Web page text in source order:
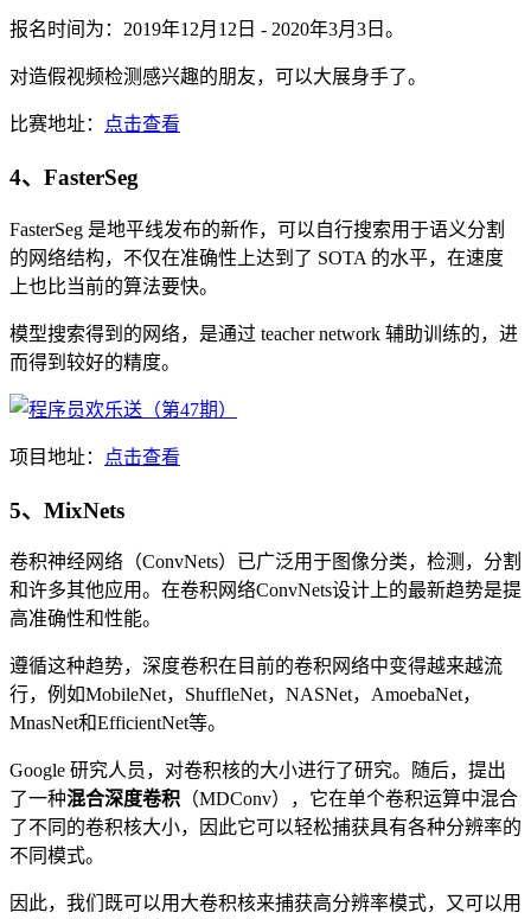
报名时间为：2019年12月12日 - 2020年3月3日。
对造假视频检测感兴趣的朋友，可以大展身手了。
比赛地址： 点击查看
4、FasterSeg
FasterSeg 是地平线发布的新作，可以自行搜索用于语义分割
的网络结构，不仅在准确性上达到了 SOTA 的水平，在速度
上也比当前的算法要快。
模型搜索得到的网络，是通过 teacher network 辅助训练的，进
而得到较好的精度。
项目地址： 点击查看
5、MixNets
卷积神经网络（ConvNets）已广泛用于图像分类，检测，分割
和许多其他应用。在卷积网络ConvNets设计上的最新趋势是提
高准确性和性能。
遵循这种趋势，深度卷积在目前的卷积网络中变得越来越流
行，例如MobileNet，ShuffleNet，NASNet，AmoebaNet，
MnasNet和EfficientNet等。
Google 研究人员，对卷积核的大小进行了研究。随后，提出
了一种混合深度卷积 （MDConv），它在单个卷积运算中混合
了不同的卷积核大小，因此它可以轻松捕获具有各种分辨率的
不同模式。
因此，我们既可以用大卷积核来捕获高分辨率模式，又可以用